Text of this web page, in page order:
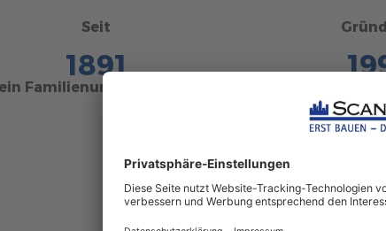
Seit
1891
ein Familienunternehmen